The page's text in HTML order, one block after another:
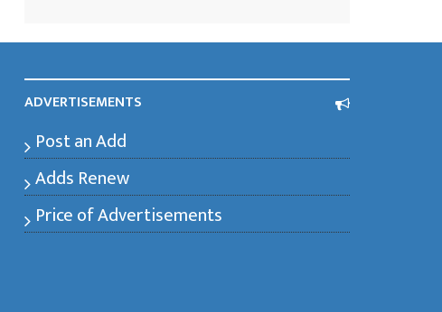
ADVERTISEMENTS
Post an Add
Adds Renew
Price of Advertisements